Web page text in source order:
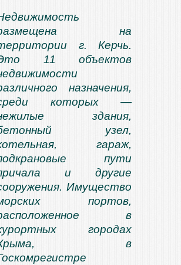
на
г. Керчь.
11 объектов
назначения,
которых —
здания,
узел,
гараж,
пути
и другие
Имущество
портов,
в
городах
в